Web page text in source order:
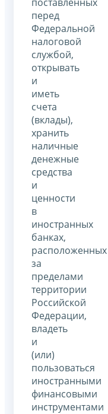
перед
Федеральной
налоговой
службой,
открывать
и
иметь
счета
(вклады),
хранить
наличные
денежные
средства
и
ценности
в
иностранных
банках,
расположенных
за
пределами
территории
Российской
Федерации,
владеть
и
(или)
пользоваться
иностранными
финансовыми
инструментами